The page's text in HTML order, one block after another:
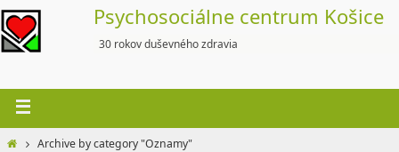
Skip
to
content
Psychosociálne centrum Košice
30 rokov duševného zdravia
HomeArchive by category "Oznamy"